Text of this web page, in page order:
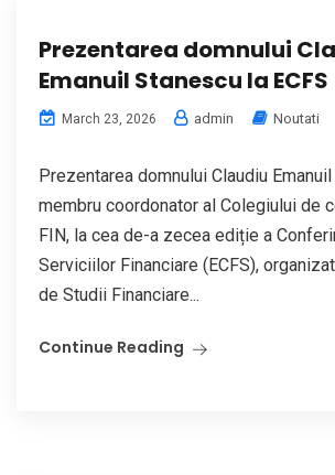
Prezentarea domnului
Emanuil Stanescu la ECFS
March 23, 2026 admin Noutati
Prezentarea domnului Claudiu
membru coordonator al Colegiului de
FIN, la cea de-a zecea ediție a
Serviciilor Financiare (ECFS),
de Studii Financiare...
Continue Reading